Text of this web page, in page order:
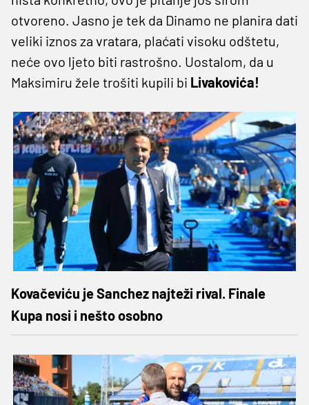
otvoreno. Jasno je tek da Dinamo ne planira dati
veliki iznos za vratara, plaćati visoku odštetu,
neće ovo ljeto biti rastrošno. Uostalom, da u
Maksimiru žele trošiti kupili bi Livakovića!
Kovačeviću je Sanchez najteži rival. Finale
Kupa nosi i nešto osobno